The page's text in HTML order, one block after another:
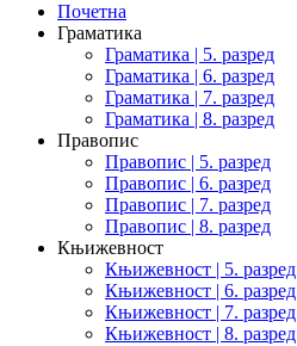
Почетна
Граматика
Граматика | 5. разред
Граматика | 6. разред
Граматика | 7. разред
Граматика | 8. разред
Правопис
Правопис | 5. разред
Правопис | 6. разред
Правопис | 7. разред
Правопис | 8. разред
Књижевност
Књижевност | 5. разред
Књижевност | 6. разред
Књижевност | 7. разред
Књижевност | 8. разред